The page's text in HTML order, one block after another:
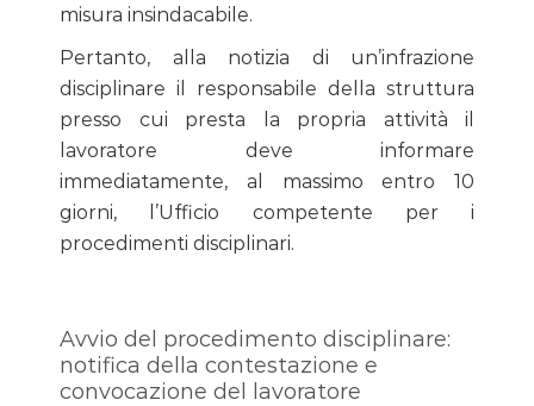
misura insindacabile.
Pertanto, alla notizia di un’infrazione
disciplinare il responsabile della struttura
presso cui presta la propria attività il
lavoratore deve informare
immediatamente, al massimo entro 10
giorni, l’Ufficio competente per i
procedimenti disciplinari.
Avvio del procedimento disciplinare:
notifica della contestazione e
convocazione del lavoratore